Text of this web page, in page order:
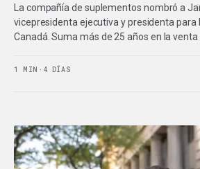
La compañía de suplementos nombró a
vicepresidenta ejecutiva y presidenta para
Canadá. Suma más de 25 años en la venta
1 MIN · 4 DÍAS